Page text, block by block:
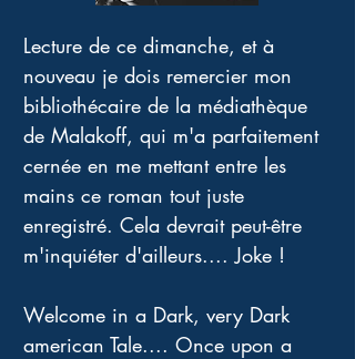
Lecture de ce dimanche, et à
nouveau je dois remercier mon
bibliothécaire de la médiathèque
de Malakoff, qui m'a parfaitement
cernée en me mettant entre les
mains ce roman tout juste
enregistré. Cela devrait peut-être
m'inquiéter d'ailleurs.... Joke !
Welcome in a Dark, very Dark
american Tale.... Once upon a